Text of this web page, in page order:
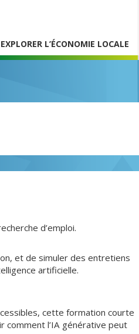
EXPLORER L’ÉCONOMIE LOCALE
d’emploi.
et de simuler des entretiens
artificielle.
cette formation courte
comment l’IA générative peut